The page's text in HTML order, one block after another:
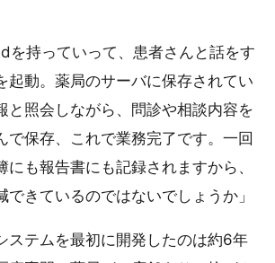
を持っていって、患者さんと話をす
起動。薬局のサーバに保存されてい
と照会しながら、問診や相談内容を
で保存、これで業務完了です。一回
にも報告書にも記録されますから、
できているのではないでしょうか」
ステムを最初に開発したのは約6年